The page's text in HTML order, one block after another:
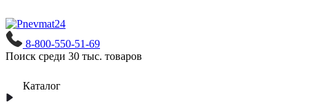
8-800-550-51-69
Поиск среди 30 тыс. товаров
Каталог